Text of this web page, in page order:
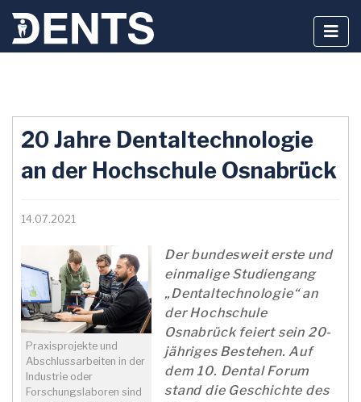
springen
20 Jahre Dentaltechnologie
an der Hochschule Osnabrück
14.07.2021
Praxisprojekte und
Abschlussarbeiten in der
Industrie oder
Forschungslaboren sind
Der bundesweit erste und
einmalige Studiengang
„Dentaltechnologie“ an
der Hochschule
Osnabrück feiert sein 20-
jähriges Bestehen. Auf
dem 10. Dental Forum
stand die Geschichte des